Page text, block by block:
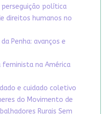
política
direitos humanos no
Penha: avanços e
na América
e cuidado coletivo
do Movimento de
Rurais Sem